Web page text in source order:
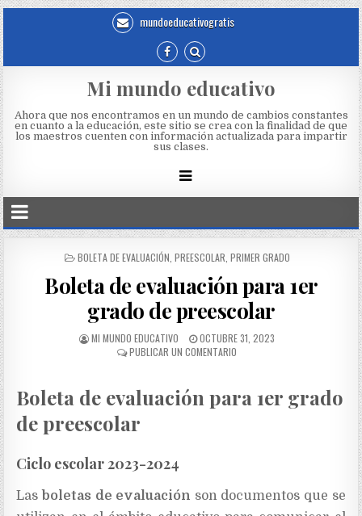
mundoeducativogratis
Mi mundo educativo
Ahora que nos encontramos en un mundo de cambios constantes
en cuanto a la educación, este sitio se crea con la finalidad de que
los maestros cuenten con información actualizada para impartir
sus clases.
BOLETA DE EVALUACIÓN PREESCOLAR PRIMER GRADO
Boleta de evaluación para 1er
grado de preescolar
MI MUNDO EDUCATIVO
OCTUBRE 31, 2023
PUBLICAR UN COMENTARIO
Boleta de evaluación para 1er grado
de preescolar
Ciclo escolar 2023-2024
Lasboletas de evaluación son documentos que se